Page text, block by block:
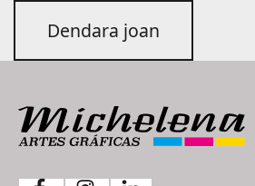
Dendara joan